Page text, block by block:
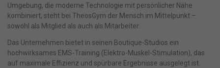
Umgebung, die moderne Technologie mit persönlicher Nähe
kombiniert, steht bei TheosGym der Mensch im Mittelpunkt –
sowohl als Mitglied als auch als Mitarbeiter.
Das Unternehmen bietet in seinen Boutique-Studios ein
hochwirksames EMS-Training (Elektro-Muskel-Stimulation), das
auf maximale Effizienz und spürbare Ergebnisse ausgelegt ist.